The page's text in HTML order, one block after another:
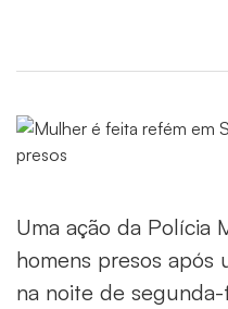
Uma ação da Polícia
homens presos após
na noite de segunda-